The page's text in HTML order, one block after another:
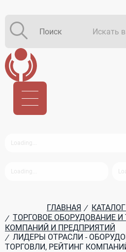
Искать в
ГЛАВНАЯ /
/ ТОРГОВОЕ ОБОРУДОВАНИЕ И
КОМПАНИЙ И ПРЕДПРИЯТИЙ
/ ЛИДЕРЫ ОТРАСЛИ -
ТОРГОВЛИ, РЕЙТИНГ